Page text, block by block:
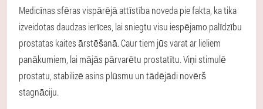
Medicīnas sfēras vispārējā attīstība noveda pie fakta, ka tika
izveidotas daudzas ierīces, lai sniegtu visu iespējamo palīdzību
prostatas kaites ārstēšanā. Caur tiem jūs varat ar lieliem
panākumiem, lai mājās pārvarētu prostatītu. Viņi stimulē
prostatu, stabilizē asins plūsmu un tādējādi novērš
stagnāciju.